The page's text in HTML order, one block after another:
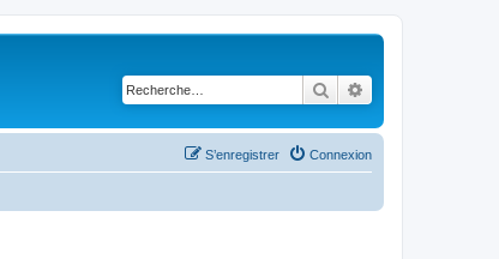
Rechercher
Connexion
S’enregistrer